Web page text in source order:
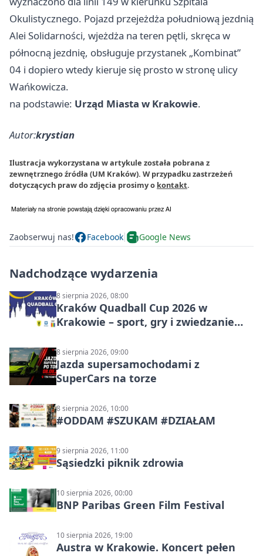
Okulistycznego. Pojazd przejeżdża południową jezdnią
Alei Solidarności, wjeżdża na teren pętli, skręca w
północną jezdnię, obsługuje przystanek „Kombinat”
04 i dopiero wtedy kieruje się prosto w stronę ulicy
Wańkowicza.
na podstawie: Urząd Miasta w Krakowie.
Autor:krystian
Ilustracja wykorzystana w artykule została pobrana z
zewnętrznego źródła (UM Kraków). W przypadku zastrzeżeń
dotyczących praw do zdjęcia prosimy o kontakt.
Zaobserwuj nas! Facebook Google News
Nadchodzące wydarzenia
8 sierpnia 2026, 08:00
Kraków Quadball Cup 2026 w
Krakowie – sport, gry i zwiedzanie
8 sierpnia 2026, 09:00
Jazda supersamochodami z
SuperCars na torze
8 sierpnia 2026, 10:00
#ODDAM #SZUKAM #DZIAŁAM
9 sierpnia 2026, 11:00
Sąsiedzki piknik zdrowia
10 sierpnia 2026, 00:00
BNP Paribas Green Film Festival
10 sierpnia 2026, 19:00
Austra w Krakowie. Koncert pełen